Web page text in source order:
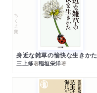
ちくま文庫
身近な雑草の愉快な生きかた
三上修著稲垣栄洋著